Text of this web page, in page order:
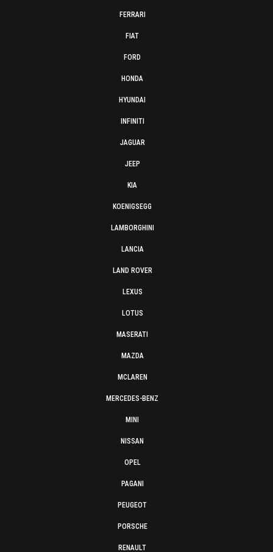
FERRARI
FIAT
FORD
HONDA
HYUNDAI
INFINITI
JAGUAR
JEEP
KIA
KOENIGSEGG
LAMBORGHINI
LANCIA
LAND ROVER
LEXUS
LOTUS
MASERATI
MAZDA
MCLAREN
MERCEDES-BENZ
MINI
NISSAN
OPEL
PAGANI
PEUGEOT
PORSCHE
RENAULT